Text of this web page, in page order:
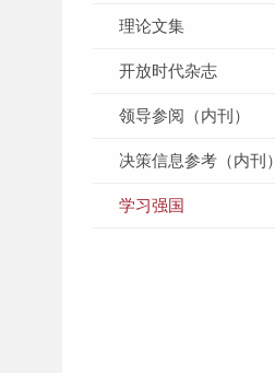
理论文集
开放时代杂志
领导参阅（内刊）
决策信息参考（内刊）
学习强国